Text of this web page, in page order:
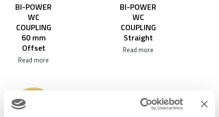
BI-POWER
WC
COUPLING
60 mm
Offset
Read more
BI-POWER
WC
COUPLING
Straight
Read more